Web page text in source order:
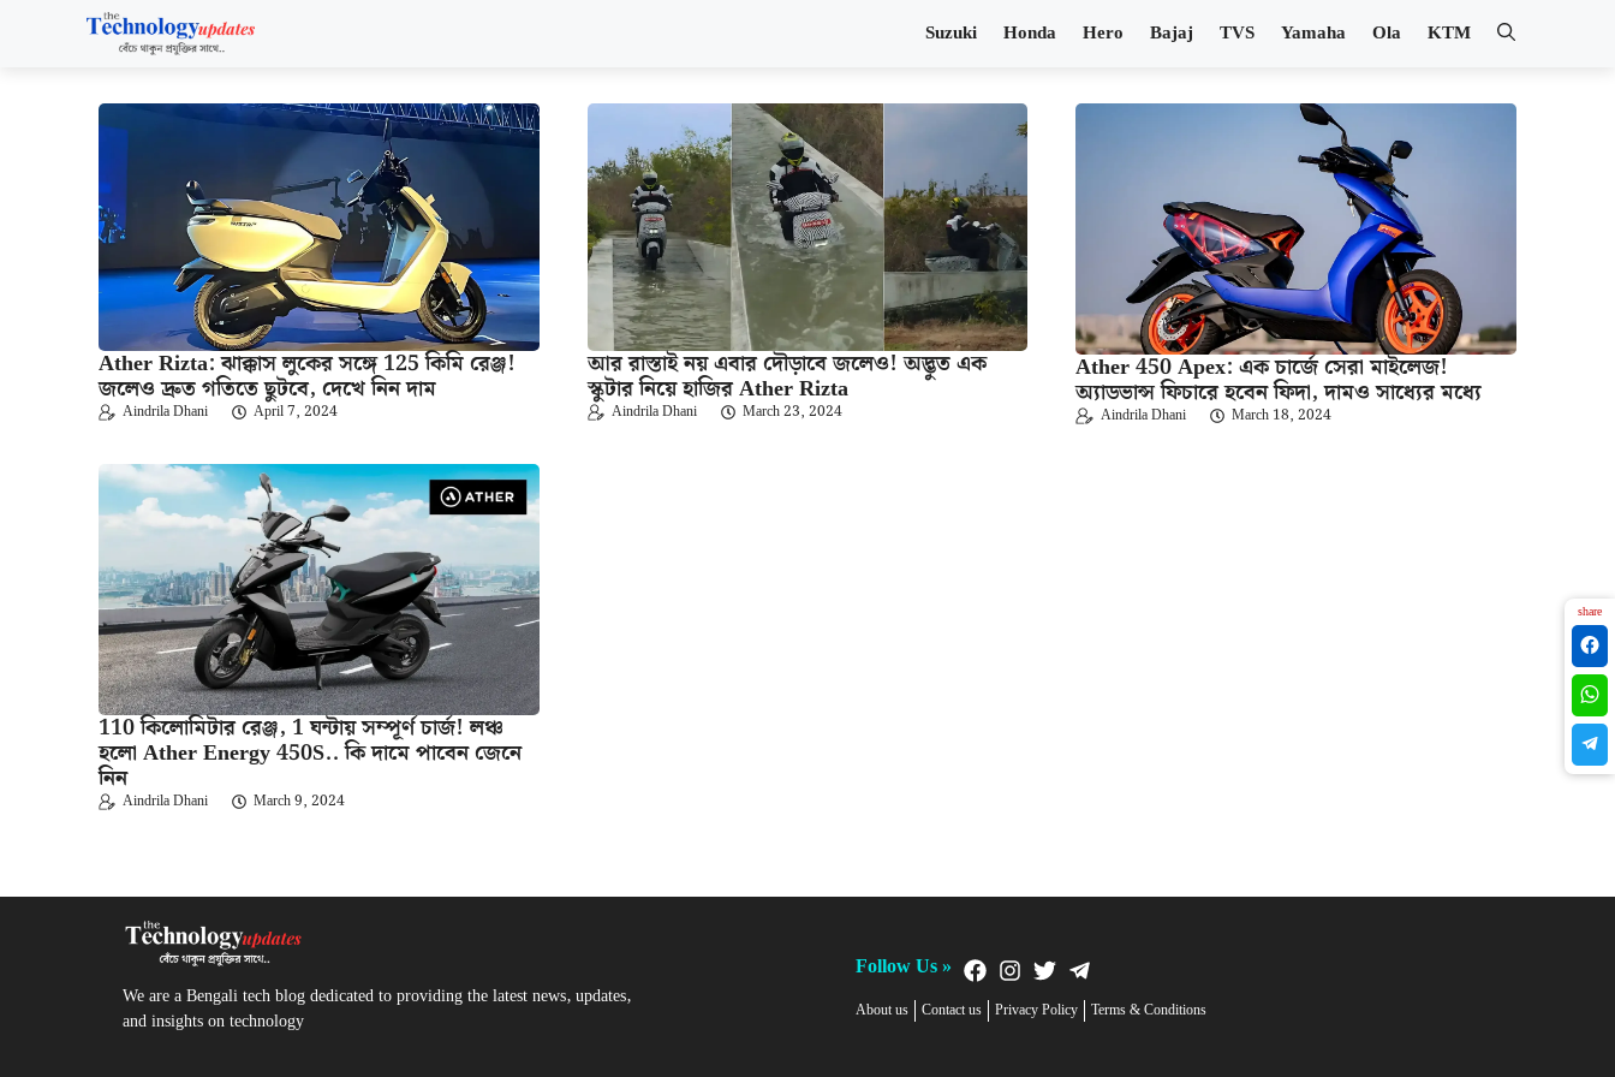
Suzuki Honda Hero Bajaj TVS Yamaha Ola KTM
Ather Rizta: ঝাক্কাস লুকের সঙ্গে 125 কিমি রেঞ্জ!
জলেও দ্রুত গতিতে ছুটবে, দেখে নিন দাম
Aindrila Dhani April 7, 2024
আর রাস্তাই নয় এবার দৌড়াবে জলেও! অদ্ভুত এক
স্কুটার নিয়ে হাজির Ather Rizta
Aindrila Dhani March 23, 2024
Ather 450 Apex: এক চার্জে সেরা মাইলেজ!
অ্যাডভান্স ফিচারে হবেন ফিদা, দামও সাধ্যের মধ্যে
Aindrila Dhani March 18, 2024
110 কিলোমিটার রেঞ্জ, 1 ঘন্টায় সম্পূর্ণ চার্জ! লঞ্চ
হলো Ather Energy 450S.. কি দামে পাবেন জেনে
নিন
Aindrila Dhani March 9, 2024
We are a Bengali tech blog dedicated to providing the latest news, updates,
and insights on technology
Follow Us »
About us Contact us Privacy Policy Terms & Conditions
share